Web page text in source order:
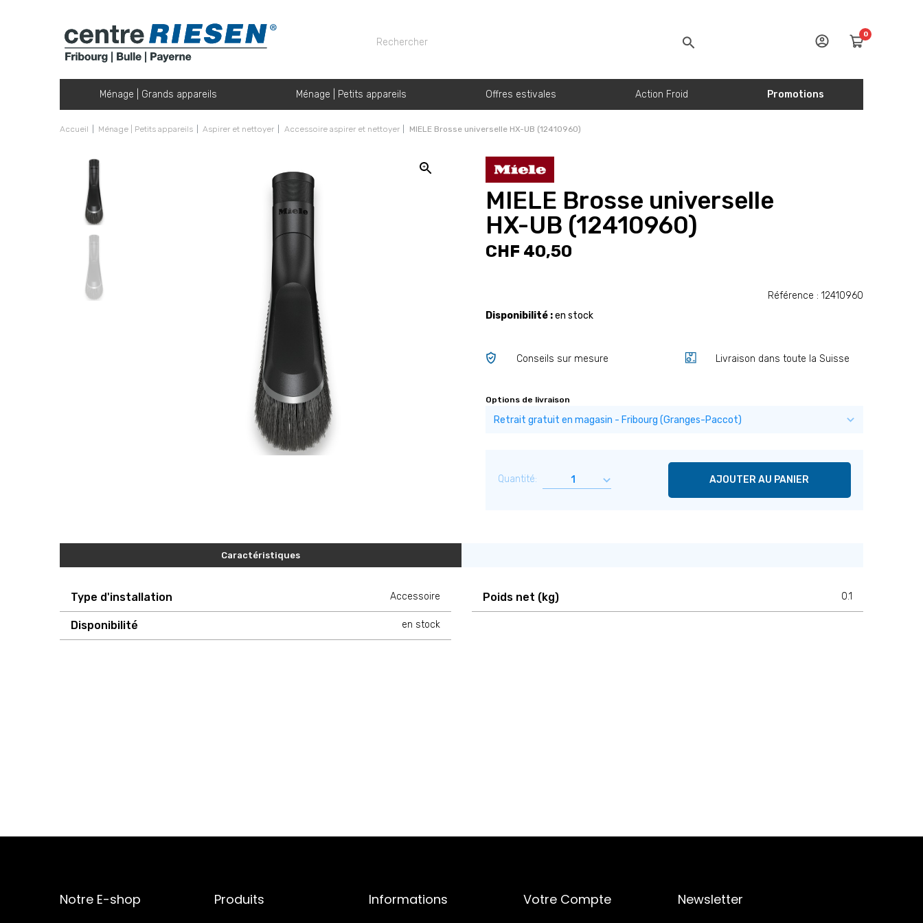
0
Ménage | Grands appareils Ménage | Petits appareils Offres estivales Action Froid Promotions
Accueil Ménage | Petits appareils Aspirer et nettoyer Accessoire aspirer et nettoyer MIELE Brosse universelle HX-UB (12410960)
MIELE Brosse universelle
HX-UB (12410960)
CHF 40,50
Référence : 12410960
Disponibilité :en stock
Conseils sur mesure Livraison dans toute la Suisse
Options de livraison
Quantité: AJOUTER AU PANIER
Caractéristiques
Type d'installation Accessoire Poids net (kg) 0.1
Disponibilité en stock
Notre E-shop Produits Informations Votre Compte Newsletter